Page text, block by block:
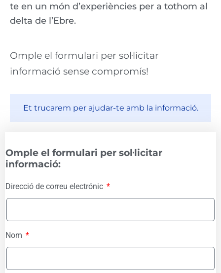
te en un món d’experiències per a tothom al
delta de l’Ebre.
Omple el formulari per sol·licitar
informació sense compromís!
Et trucarem per ajudar-te amb la informació.
Omple el formulari per sol·licitar
informació:
Direcció de correu electrónic
Nom